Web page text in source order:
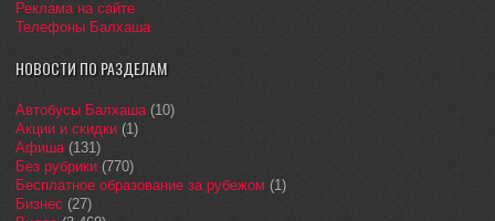
Реклама на сайте
Телефоны Балхаша
НОВОСТИ ПО РАЗДЕЛАМ
Автобусы Балхаша(10)
Акции и скидки (1)
Афиша(131)
Без рубрики (770)
Бесплатное образование за рубежом (1)
Бизнес (27)